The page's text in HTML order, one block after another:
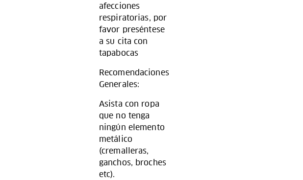
afecciones
respiratorias, por
favor preséntese
a su cita con
tapabocas
Recomendaciones
Generales:
Asista con ropa
que no tenga
ningún elemento
metálico
(cremalleras,
ganchos, broches
etc).